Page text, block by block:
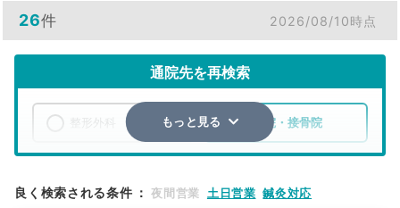
26件 2026/08/10時点
通院先を再検索
整骨院・接骨院
もっと見る
良く検索される条件 ： 夜間営業 土日営業 鍼灸対応